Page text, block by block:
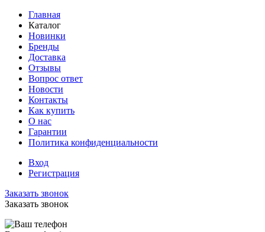
Главная
Каталог
Новинки
Бренды
Доставка
Отзывы
Вопрос ответ
Новости
Контакты
Как купить
О нас
Гарантии
Политика конфиденциальности
Вход
Регистрация
Заказать звонок
Заказать звонок